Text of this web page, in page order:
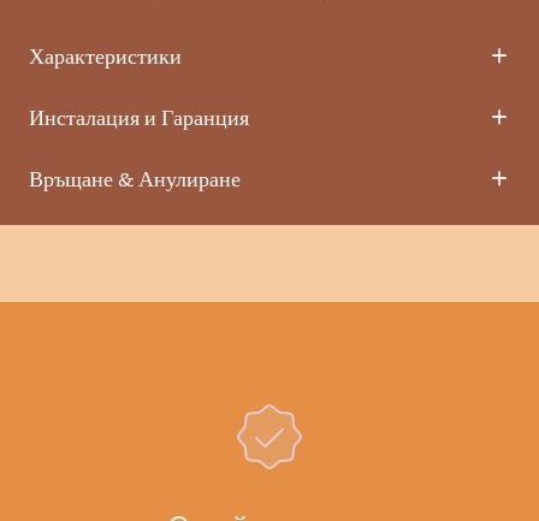
Характеристики
Инсталация и Гаранция
Връщане & Анулиране